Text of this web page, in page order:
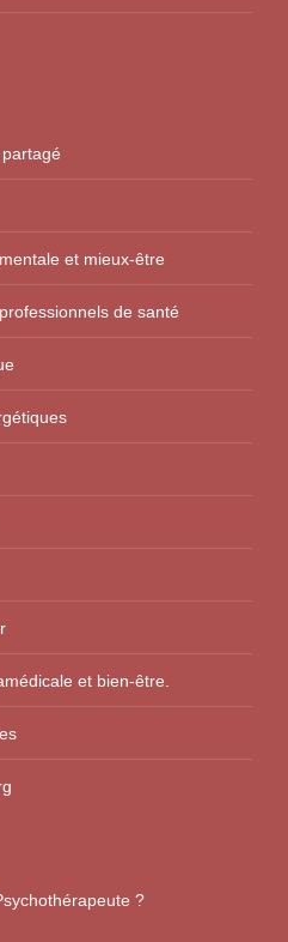
et mieux-être
de santé
et bien-être.
?